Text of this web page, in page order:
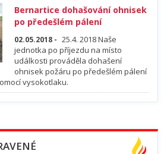
Bernartice dohašování ohnisek
po předešlém pálení
02.05.2018 - 25.4. 2018 Naše
jednotka po příjezdu na místo
událkosti prováděla dohašení
ohnisek požáru po předešlém pálení
vysokotlaku.